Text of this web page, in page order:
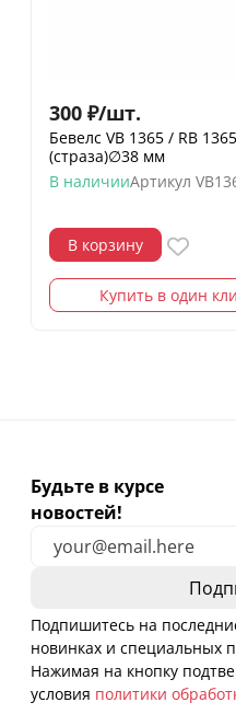
300 ₽/шт.
Бевелс VB 1365 / RB
(страза)∅38 мм
В наличииАртикул
В корзину
Купить в один
Будьте в курсе
новостей!
Подпишитесь на
новинках и специальных
Нажимая на кнопку
условия политики